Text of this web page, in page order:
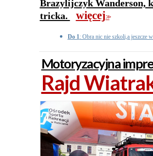
Brazylijczyk Wanderson,
tricka.
więcej>>
Do 1: Obra nic nie szkoli,a jeszcze
Motoryzacyjna
Rajd